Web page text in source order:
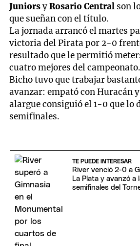
JuniorsyRosario Central son
que sueñan con el título.
La jornada arrancó el martes
victoria del Pirata por 2-0
resultado que le permitió
cuatro mejores del
Bicho tuvo que trabajar
avanzar: empató con Huracán
alargue consiguió el 1-0 que lo
semifinales.
TE PUEDE INTERESAR
River venció 2-0 a
La Plata y avanzó a
semifinales del